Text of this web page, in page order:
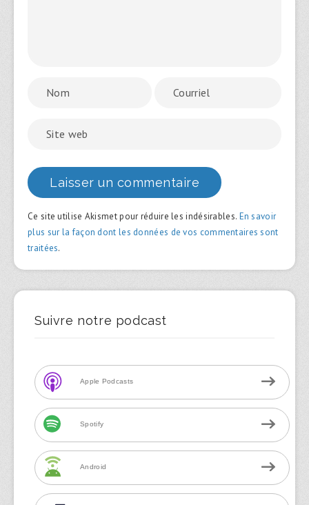
Ce site utilise Akismet pour réduire les indésirables. En savoir
plus sur la façon dont les données de vos commentaires sont
traitées.
Suivre notre podcast
Apple Podcasts
Spotify
Android